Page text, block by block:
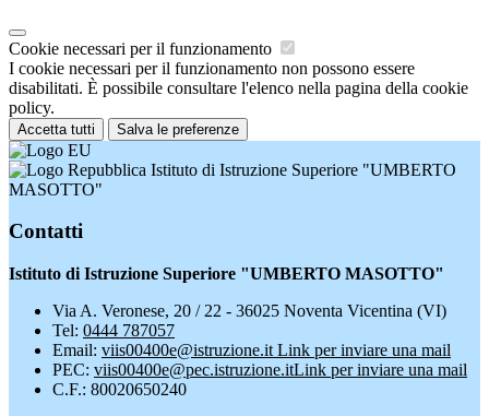
Cookie necessari per il funzionamento
I cookie necessari per il funzionamento non possono essere
disabilitati. È possibile consultare l'elenco nella pagina della cookie
policy.
Accetta tutti Salva le preferenze
Istituto di Istruzione Superiore "UMBERTO
MASOTTO"
Contatti
Istituto di Istruzione Superiore "UMBERTO MASOTTO"
Via A. Veronese, 20 / 22 - 36025 Noventa Vicentina (VI)
Tel: 0444 787057
Email: viis00400e@istruzione.it Link per inviare una mail
PEC: viis00400e@pec.istruzione.itLink per inviare una mail
C.F.: 80020650240